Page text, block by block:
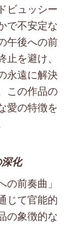
ビュッシー
で不安定な
午後への前
を避け、
永遠に解決
この作品の
愛の特徴を
化
前奏曲」
じて官能的
の象徴的な